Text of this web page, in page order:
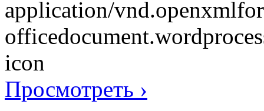
Просмотреть ›